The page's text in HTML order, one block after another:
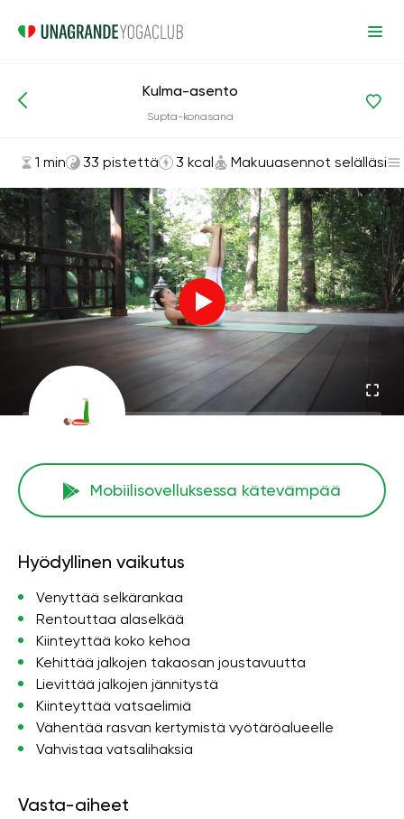
Asanat ja harjoitukset
Kulma-asento
Supta-konasana
1 min 33 pistettä 3 kcal Makuuasennot selälläsi
Mobiilisovelluksessa kätevämpää
Hyödyllinen vaikutus
Venyttää selkärankaa
Rentouttaa alaselkää
Kiinteyttää koko kehoa
Kehittää jalkojen takaosan joustavuutta
Lievittää jalkojen jännitystä
Kiinteyttää vatsaelimiä
Vähentää rasvan kertymistä vyötäröalueelle
Vahvistaa vatsalihaksia
Vasta-aiheet